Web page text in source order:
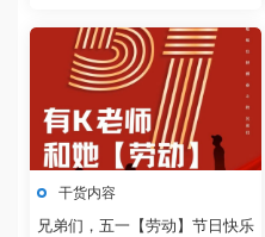
牛掰，见效太快了！
干货内容
兄弟们，五一【劳动】节日快乐